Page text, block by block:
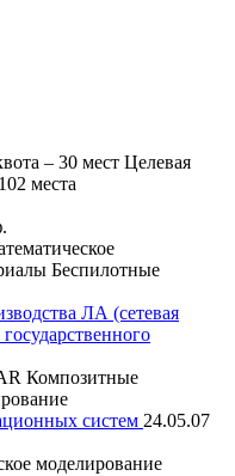
– 30 мест Целевая
места
Беспилотные
ЛА (сетевая
Композитные
систем 24.05.07
моделирование